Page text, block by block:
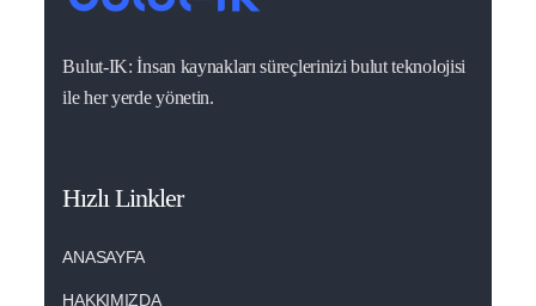
Bulut-IK: İnsan kaynakları süreçlerinizi bulut teknolojisi
ile her yerde yönetin.
Hızlı Linkler
ANASAYFA
HAKKIMIZDA